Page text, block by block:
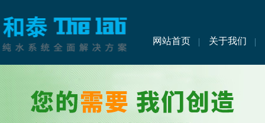
网站首页 关于我们